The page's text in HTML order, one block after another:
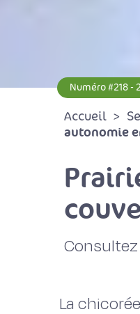
Numéro #218 -
Accueil
autonomie
La